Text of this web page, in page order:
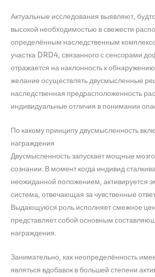
Актуальные исследования выявляют,
высокой необходимостью в свежести
определённым наследственным
участка DRD4, связанного с сенсорами
отражается на наклонность к
желание осуществлять двусмысленные
наследственная предрасположенность
индивидуальные отличия в понимании
По какому принципу двусмысленность
награждения
Двусмысленность запускает мощные
сознании. В момент когда индивид
неожиданной положением, активируется
система, отвечающая за чувственные
Выдающуюся роль исполняет смежное
представляет собой основным
награждения.
Занимательно, как неопределённость
являться вдобавок в большей степени